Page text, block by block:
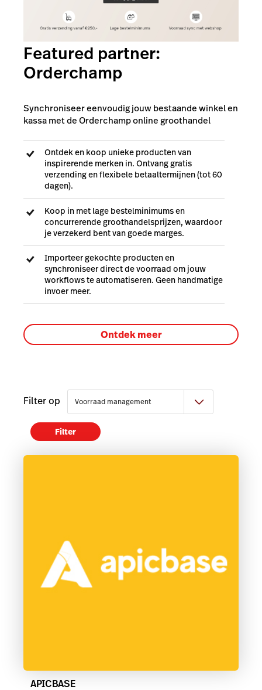
Featured partner:
Orderchamp
Synchroniseer eenvoudig jouw bestaande winkel en
kassa met de Orderchamp online groothandel
Ontdek en koop unieke producten van
inspirerende merken in. Ontvang gratis
verzending en flexibele betaaltermijnen (tot 60
dagen).
Koop in met lage bestelminimums en
concurrerende groothandelsprijzen, waardoor
je verzekerd bent van goede marges.
Importeer gekochte producten en
synchroniseer direct de voorraad om jouw
workflows te automatiseren. Geen handmatige
invoer meer.
Ontdek meer
Filter op
Filter
APICBASE